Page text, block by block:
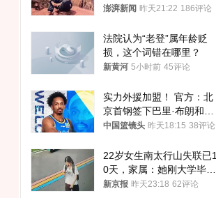
间始终刻意躲避被害人家属
澎湃新闻 昨天21:22 186评论
法院认为“老登”属年龄贬
损，这个词错在哪里？
新黄河 5小时前 45评论
实力外援加盟！ 官方：北
京首钢签下巴里·布朗和桑
普森
中国篮镜头 昨天18:15 38评论
22岁女生南太行山失联已1
0天，家属：她刚大学毕业
想到山里旅行
新京报 昨天23:18 62评论